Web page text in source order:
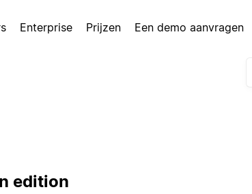
Enterprise Prijzen Een demo aanvragen
edition